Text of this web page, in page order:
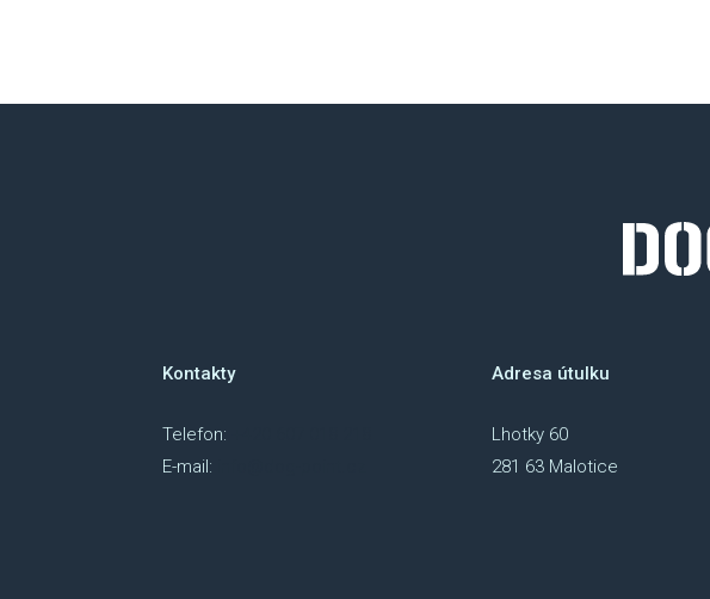
Kontakty
Telefon:
E-mail:
Adresa útulku
Lhotky 60
281 63 Malotice